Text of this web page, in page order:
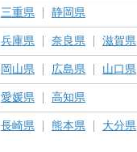
三重県 静岡県
兵庫県 奈良県 滋賀県
岡山県 広島県 山口県
愛媛県 高知県
長崎県 熊本県 大分県